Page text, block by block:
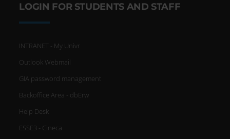
LOGIN FOR STUDENTS AND STAFF
INTRANET - My Univr
Outlook Webmail
GIA password management
Backoffice Area - dbErw
Help Desk
ESSE3 - Cineca